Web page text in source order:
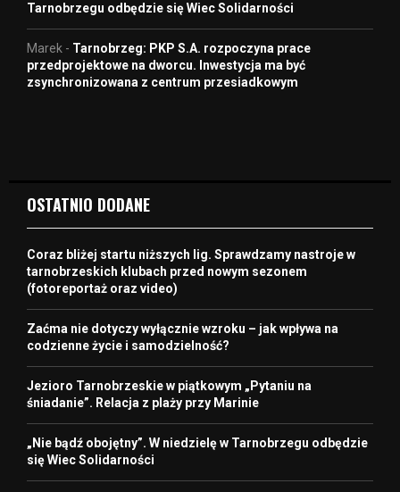
Tarnobrzegu odbędzie się Wiec Solidarności
Marek - Tarnobrzeg: PKP S.A. rozpoczyna prace
przedprojektowe na dworcu. Inwestycja ma być
zsynchronizowana z centrum przesiadkowym
OSTATNIO DODANE
Coraz bliżej startu niższych lig. Sprawdzamy nastroje w
tarnobrzeskich klubach przed nowym sezonem
(fotoreportaż oraz video)
Zaćma nie dotyczy wyłącznie wzroku – jak wpływa na
codzienne życie i samodzielność?
Jezioro Tarnobrzeskie w piątkowym „Pytaniu na
śniadanie”. Relacja z plaży przy Marinie
„Nie bądź obojętny”. W niedzielę w Tarnobrzegu odbędzie
się Wiec Solidarności